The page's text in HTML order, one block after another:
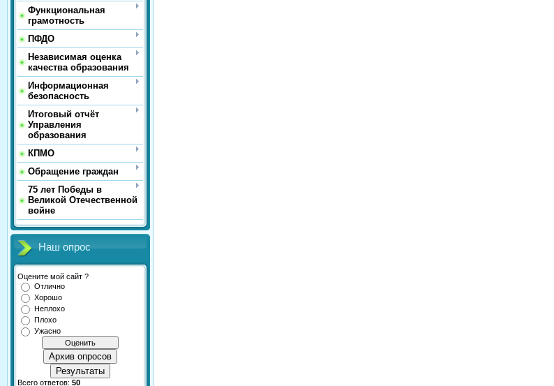
Функциональная
грамотность
ПФДО
Независимая оценка
качества образования
Информационная
безопасность
Итоговый отчёт
Управления
образования
КПМО
Обращение граждан
75 лет Победы в
Великой Отечественной
войне
Наш опрос
Оцените мой сайт ?
Отлично
Хорошо
Неплохо
Плохо
Ужасно
Архив опросов
Результаты
Всего ответов: 50